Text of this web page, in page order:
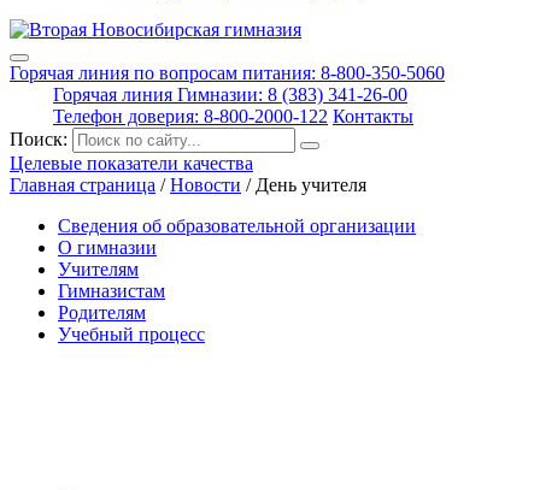
Горячая линия по вопросам питания: 8-800-350-5060
Горячая линия Гимназии: 8 (383) 341-26-00
Телефон доверия: 8-800-2000-122 Контакты
Поиск:
Целевые показатели качества
Главная страница /Новости / День учителя
Сведения об образовательной организации
О гимназии
Учителям
Гимназистам
Родителям
Учебный процесс